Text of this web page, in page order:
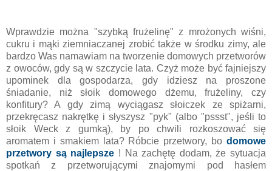
Wprawdzie można "szybką frużelinę" z mrożonych wiśni,
cukru i mąki ziemniaczanej zrobić także w środku zimy, ale
bardzo Was namawiam na tworzenie domowych przetworów
z owoców, gdy są w szczycie lata. Czyż może być fajniejszy
upominek dla gospodarza, gdy idziesz na proszone
śniadanie, niż słoik domowego dżemu, frużeliny, czy
konfitury? A gdy zimą wyciągasz słoiczek ze spiżarni,
przekręcasz nakrętkę i słyszysz "pyk" (albo "pssst", jeśli to
słoik Weck z gumką), by po chwili rozkoszować się
aromatem i smakiem lata? Róbcie przetwory, bo domowe
przetwory są najlepsze ! Na zachętę dodam, że sytuacja
spotkań z przetworującymi znajomymi pod hasłem